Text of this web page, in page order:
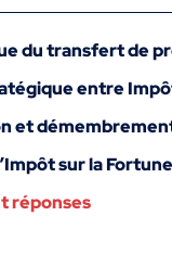
du transfert de
entre
et
sur la
réponses